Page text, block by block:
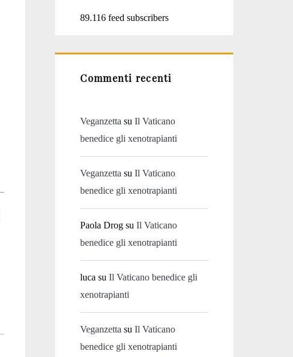
89.116 feed subscribers
Commenti recenti
Veganzetta suIl Vaticano
benedice gli xenotrapianti
Veganzetta suIl Vaticano
benedice gli xenotrapianti
Paola Drog suIl Vaticano
benedice gli xenotrapianti
luca suIl Vaticano benedice gli
xenotrapianti
Veganzetta suIl Vaticano
benedice gli xenotrapianti